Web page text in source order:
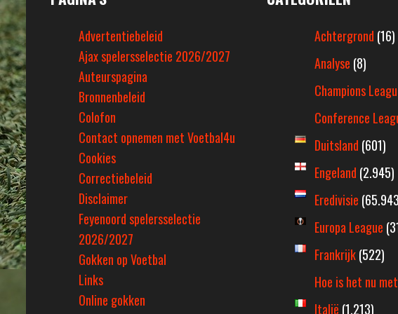
Advertentiebeleid
Ajax spelersselectie 2026/2027
Auteurspagina
Bronnenbeleid
Colofon
Contact opnemen met Voetbal4u
Cookies
Correctiebeleid
Disclaimer
Feyenoord spelersselectie
2026/2027
Gokken op Voetbal
Links
Online gokken
Achtergrond (16)
Analyse (8)
Champions
Conference
Duitsland (601)
Engeland (2.945)
Eredivisie
Europa League
Frankrijk(522)
Hoe is het nu
Italië (1.213)